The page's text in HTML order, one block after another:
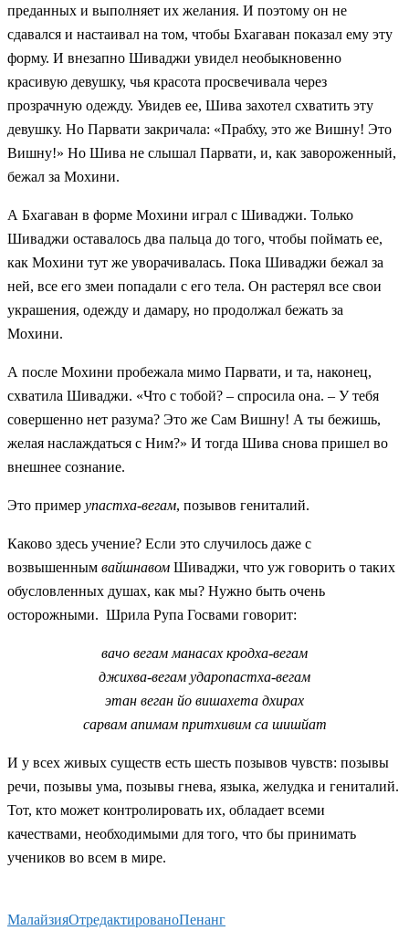
преданных и выполняет их желания. И поэтому он не
сдавался и настаивал на том, чтобы Бхагаван показал ему эту
форму. И внезапно Шиваджи увидел необыкновенно
красивую девушку, чья красота просвечивала через
прозрачную одежду. Увидев ее, Шива захотел схватить эту
девушку. Но Парвати закричала: «Прабху, это же Вишну! Это
Вишну!» Но Шива не слышал Парвати, и, как завороженный,
бежал за Мохини.
А Бхагаван в форме Мохини играл с Шиваджи. Только
Шиваджи оставалось два пальца до того, чтобы поймать ее,
как Мохини тут же уворачивалась. Пока Шиваджи бежал за
ней, все его змеи попадали с его тела. Он растерял все свои
украшения, одежду и дамару, но продолжал бежать за
Мохини.
А после Мохини пробежала мимо Парвати, и та, наконец,
схватила Шиваджи. «Что с тобой? – спросила она. – У тебя
совершенно нет разума? Это же Сам Вишну! А ты бежишь,
желая наслаждаться с Ним?» И тогда Шива снова пришел во
внешнее сознание.
Это пример упастха-вегам, позывов гениталий.
Каково здесь учение? Если это случилось даже с
возвышенным вайшнавом Шиваджи, что уж говорить о таких
обусловленных душах, как мы? Нужно быть очень
осторожными. Шрила Рупа Госвами говорит:
вачо вегам манасах кродха-вегам
джихва-вегам ударопастха-вегам
этан веган йо вишахета дхирах
сарвам апимам притхивим са шишйат
И у всех живых существ есть шесть позывов чувств: позывы
речи, позывы ума, позывы гнева, языка, желудка и гениталий.
Тот, кто может контролировать их, обладает всеми
качествами, необходимыми для того, что бы принимать
учеников во всем в мире.
МалайзияОтредактированоПенанг